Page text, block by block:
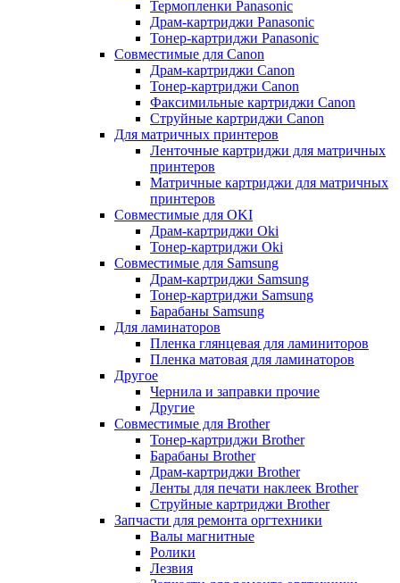
Термопленки Panasonic
Драм-картриджи Panasonic
Тонер-картриджи Panasonic
Совместимые для Canon
Драм-картриджи Canon
Тонер-картриджи Canon
Факсимильные картриджи Canon
Струйные картриджи Canon
Для матричных принтеров
Ленточные картриджи для матричных
принтеров
Матричные картриджи для матричных
принтеров
Совместимые для OKI
Драм-картриджи Oki
Тонер-картриджи Oki
Совместимые для Samsung
Драм-картриджи Samsung
Тонер-картриджи Samsung
Барабаны Samsung
Для ламинаторов
Пленка глянцевая для ламиниторов
Пленка матовая для ламинаторов
Другое
Чернила и заправки прочие
Другие
Совместимые для Brother
Тонер-картриджи Brother
Барабаны Brother
Драм-картриджи Brother
Ленты для печати наклеек Brother
Струйные картриджи Brother
Запчасти для ремонта оргтехники
Валы магнитные
Ролики
Лезвия